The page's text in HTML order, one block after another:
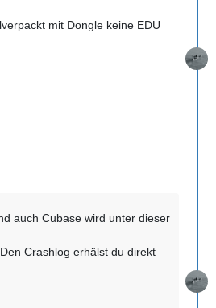
mit Dongle keine EDU
auch Cubase wird unter dieser
Crashlog erhälst du direkt